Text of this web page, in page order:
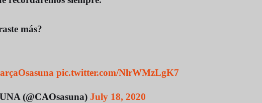
más?
pic.twitter.com/NlrWMzLgK7
(@CAOsasuna) July 18, 2020